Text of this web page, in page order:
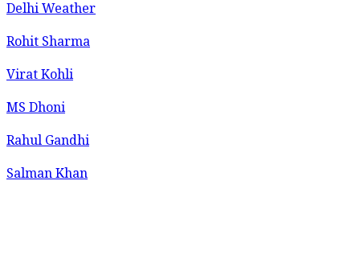
Delhi Weather
Rohit Sharma
Virat Kohli
MS Dhoni
Rahul Gandhi
Salman Khan